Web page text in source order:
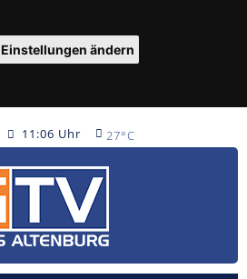
Einstellungen ändern
11:06 Uhr 27°C